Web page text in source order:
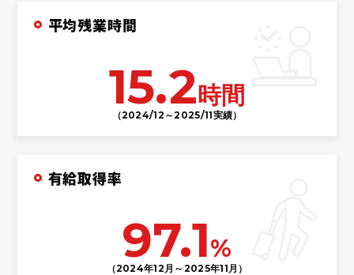
平均残業時間
15.2時間
（2024/12～2025/11実績）
有給取得率
97.1%
（2024年12月～2025年11月）